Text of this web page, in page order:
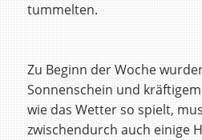
tummelten.
Zu Beginn der Woche
Sonnenschein und
wie das Wetter so spielt,
zwischendurch auch einige